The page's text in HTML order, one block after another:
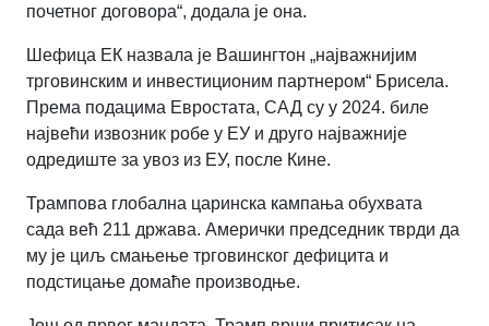
почетног договора“, додала је она.
Шефица ЕК назвала је Вашингтон „најважнијим
трговинским и инвестиционим партнером“ Брисела.
Према подацима Евростата, САД су у 2024. биле
највећи извозник робе у ЕУ и друго најважније
одредиште за увоз из ЕУ, после Кине.
Трампова глобална царинска кампања обухвата
сада већ 211 држава. Амерички председник тврди да
му је циљ смањење трговинског дефицита и
подстицање домаће производње.